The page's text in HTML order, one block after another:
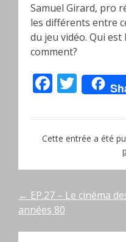
Samuel Girard, pro
les différents entre
du jeu vidéo. Qui
comment?
Cette entrée a été
Navigation
de
← EP.27 – Le cinéma
années 80